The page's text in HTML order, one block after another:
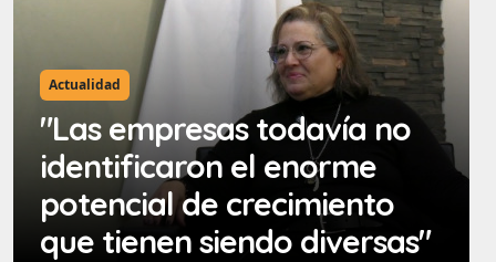
Actualidad
"Las empresas todavía no
identificaron el enorme
potencial de crecimiento
que tienen siendo diversas"